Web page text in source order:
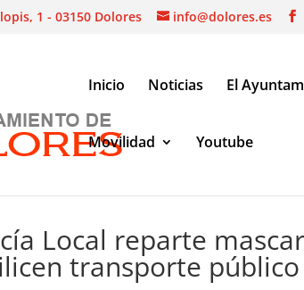
1 - 03150 Dolores info@dolores.es
Inicio Noticias El
Movilidad Youtube
Local reparte
transporte público